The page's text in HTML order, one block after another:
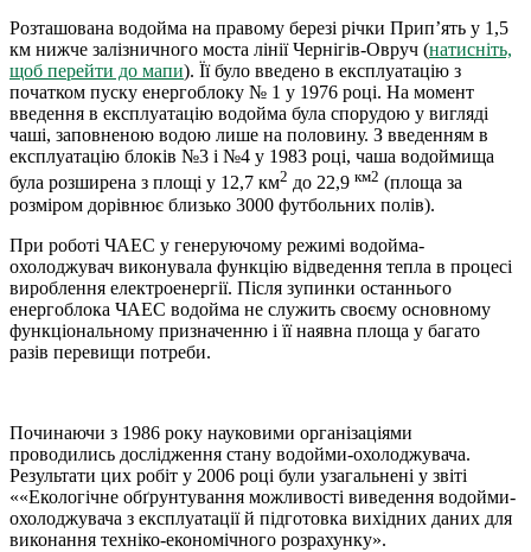
Розташована водойма на правому березі річки Прип’ять у 1,5
км нижче залізничного моста лінії Чернігів-Овруч (натисніть,
щоб перейти до мапи). Її було введено в експлуатацію з
початком пуску енергоблоку № 1 у 1976 році. На момент
введення в експлуатацію водойма була спорудою у вигляді
чаші, заповненою водою лише на половину. З введенням в
експлуатацію блоків №3 і №4 у 1983 році, чаша водоймища
була розширена з площі у 12,7 км2 до 22,9 км2 (площа за
розміром дорівнює близько 3000 футбольних полів).
При роботі ЧАЕС у генеруючому режимі водойма-
охолоджувач виконувала функцію відведення тепла в процесі
вироблення електроенергії. Після зупинки останнього
енергоблока ЧАЕС водойма не служить своєму основному
функціональному призначенню і її наявна площа у багато
разів перевищи потреби.
Починаючи з 1986 року науковими організаціями
проводились дослідження стану водойми-охолоджувача.
Результати цих робіт у 2006 році були узагальнені у звіті
««Екологічне обґрунтування можливості виведення водойми-
охолоджувача з експлуатації й підготовка вихідних даних для
виконання техніко-економічного розрахунку».